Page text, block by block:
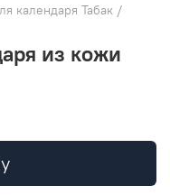
календаря Табак /
из кожи